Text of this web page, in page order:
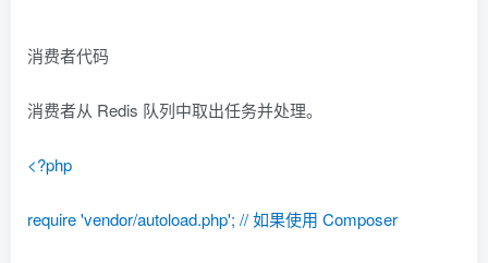
消费者代码
消费者从 Redis 队列中取出任务并处理。
<?php
require 'vendor/autoload.php'; // 如果使用 Composer